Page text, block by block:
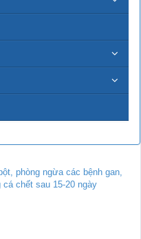
phòng ngừa các bệnh gan,
chết sau 15-20 ngày